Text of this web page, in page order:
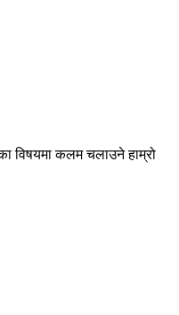
विषयमा कलम चलाउने हाम्रो